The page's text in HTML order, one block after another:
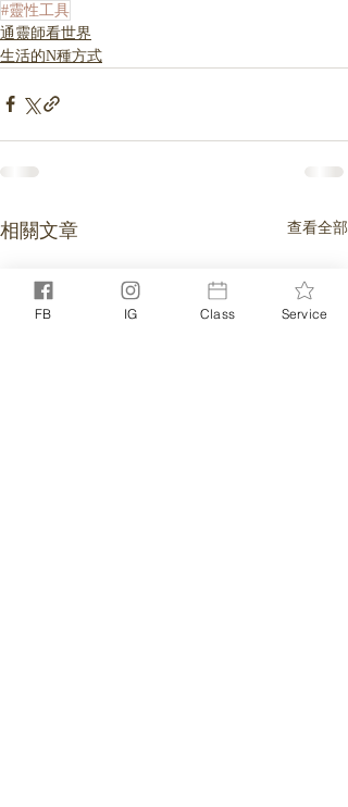
#靈性工具
通靈師看世界
生活的N種方式
相關文章 查看全部
FB IG Class Service